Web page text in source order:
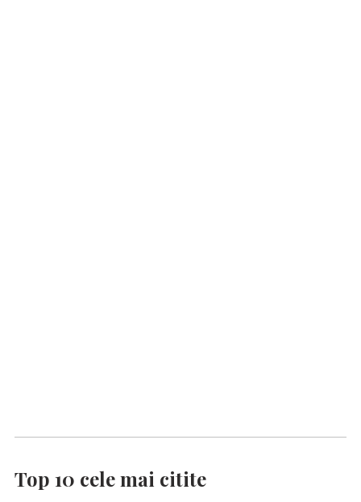
Top 10 cele mai citite